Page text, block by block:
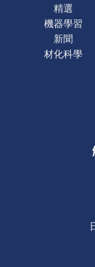
精選
機器學習
新聞
材化科學